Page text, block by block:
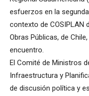
esfuerzos en la
contexto de COSIPLAN
Obras Públicas, de
encuentro.
El Comité de Ministros
Infraestructura y
de discusión política y